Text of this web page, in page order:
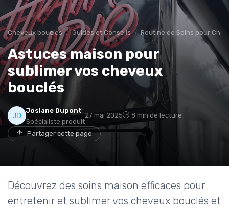
Cheveux boucles Guides et Conseils Routine de Soins pour
Astuces maison pour
sublimer vos cheveux
bouclés
Josiane Dupont
Spécialiste produit
27 mai 2025 8 min de lecture
Partager cette page
Découvrez des soins maison efficaces pour
entretenir et sublimer vos cheveux bouclés et